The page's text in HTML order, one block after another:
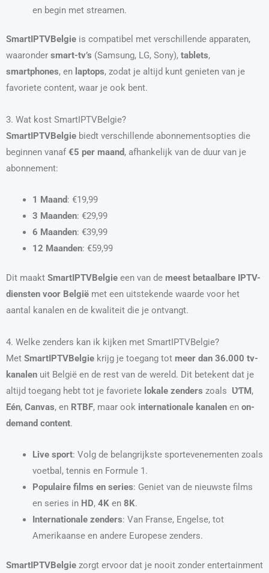
en begin met streamen.
SmartIPTVBelgie is compatibel met verschillende apparaten,
waaronder smart-tv’s (Samsung, LG, Sony), tablets,
smartphones, en laptops, zodat je altijd kunt genieten van je
favoriete content, waar je ook bent.
3. Wat kost SmartIPTVBelgie?
SmartIPTVBelgie biedt verschillende abonnementsopties die
beginnen vanaf €5 per maand, afhankelijk van de duur van je
abonnement:
1 Maand: €19,99
3 Maanden: €29,99
6 Maanden: €39,99
12 Maanden: €59,99
Dit maakt SmartIPTVBelgie een van de meest betaalbare IPTV-
diensten voor België met een uitstekende waarde voor het
aantal kanalen en de kwaliteit die je ontvangt.
4. Welke zenders kan ik kijken met SmartIPTVBelgie?
Met SmartIPTVBelgie krijg je toegang tot meer dan 36.000 tv-
kanalen uit België en de rest van de wereld. Dit betekent dat je
altijd toegang hebt tot je favoriete lokale zenders zoals ƲƬM,
Eén, Canvas, en RTBF, maar ook internationale kanalen en on-
demand content.
Live sport: Volg de belangrijkste sportevenementen zoals
voetbal, tennis en Formule 1.
Populaire films en series: Geniet van de nieuwste films
en series in HD, 4Ken 8K.
Internationale zenders: Van Franse, Engelse, tot
Amerikaanse en andere Europese zenders.
SmartIPTVBelgie zorgt ervoor dat je nooit zonder entertainment